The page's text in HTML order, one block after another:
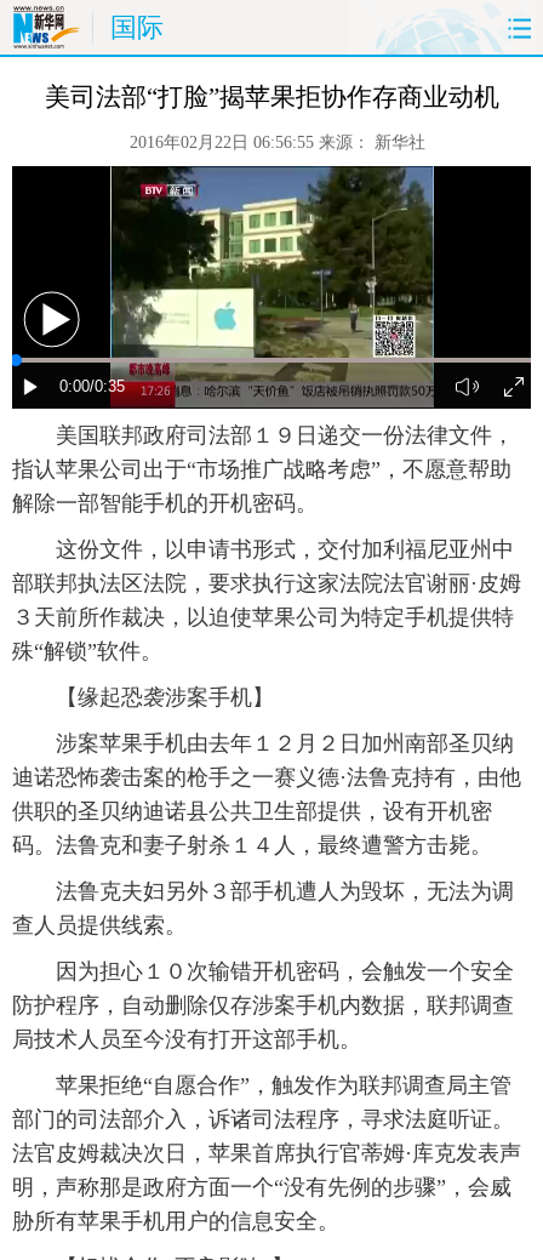
国际
首页 时政 国际 财经
体育 人事
思客 地方
台湾 华人
科技 能源 房产
图片 视频 彩票 食品
旅游 健康 信息化 数据
富媒体 摄影 新华广播
新华电视中文
美司法部“打脸”揭苹果拒协作存商业动机
2016年02月22日 06:56:55 来源： 新华社
美国联邦政府司法部１９日递交一份法律文件，
指认苹果公司出于“市场推广战略考虑”，不愿意帮助
解除一部智能手机的开机密码。
这份文件，以申请书形式，交付加利福尼亚州中
部联邦执法区法院，要求执行这家法院法官谢丽·皮姆
３天前所作裁决，以迫使苹果公司为特定手机提供特
殊“解锁”软件。
【缘起恐袭涉案手机】
涉案苹果手机由去年１２月２日加州南部圣贝纳
迪诺恐怖袭击案的枪手之一赛义德·法鲁克持有，由他
供职的圣贝纳迪诺县公共卫生部提供，设有开机密
码。法鲁克和妻子射杀１４人，最终遭警方击毙。
法鲁克夫妇另外３部手机遭人为毁坏，无法为调
查人员提供线索。
因为担心１０次输错开机密码，会触发一个安全
防护程序，自动删除仅存涉案手机内数据，联邦调查
局技术人员至今没有打开这部手机。
苹果拒绝“自愿合作”，触发作为联邦调查局主管
部门的司法部介入，诉诸司法程序，寻求法庭听证。
法官皮姆裁决次日，苹果首席执行官蒂姆·库克发表声
明，声称那是政府方面一个“没有先例的步骤”，会威
胁所有苹果手机用户的信息安全。